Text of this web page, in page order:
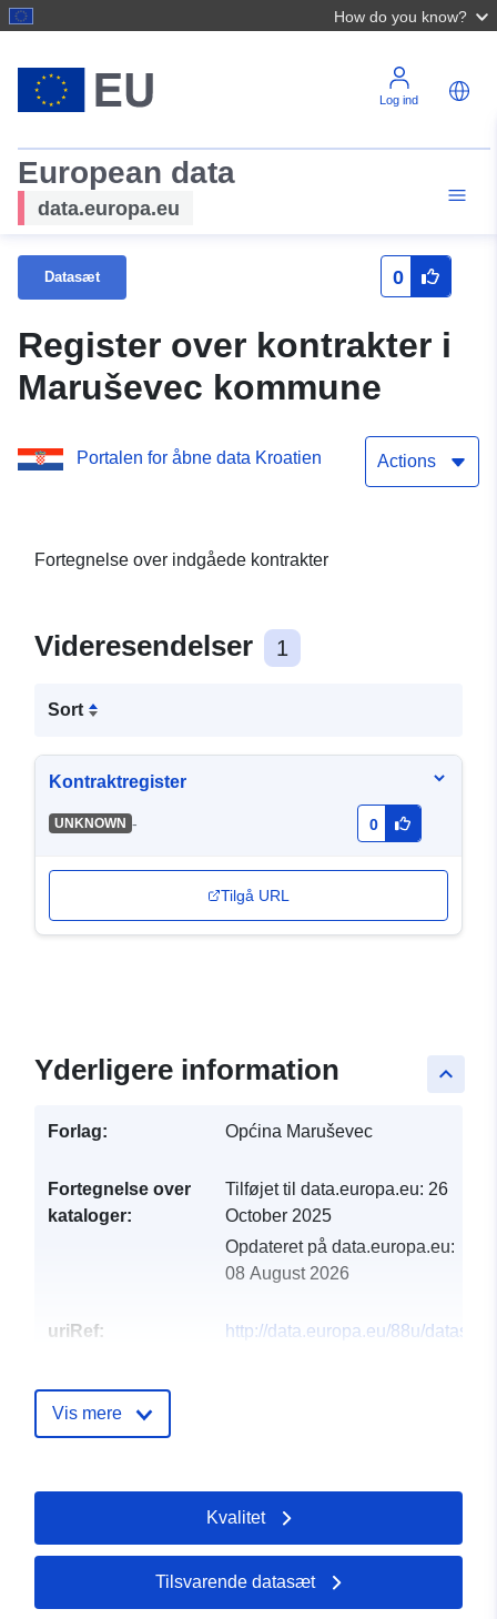
How do you know?
Log ind
European data
data.europa.eu
Datasæt 0
Register over kontrakter i
Maruševec kommune
Portalen for åbne data Kroatien Actions
Fortegnelse over indgåede kontrakter
Videresendelser 1
Sort
Kontraktregister
UNKNOWN - 0
Tilgå URL
keyboard_arrow_up
Yderligere information
Forlag: Općina Maruševec
Fortegnelse over
kataloger:
Tilføjet til data.europa.eu: 26
October 2025
Opdateret på data.europa.eu:
08 August 2026
uriRef:
http://data.europa.eu/88u/dataset/
Vis mere
Kvalitet
Tilsvarende datasæt